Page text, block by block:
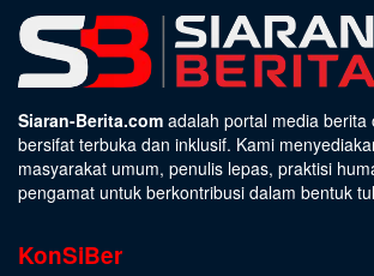
Siaran-Berita.com adalah portal media berita
bersifat terbuka dan inklusif. Kami
masyarakat umum, penulis lepas, praktisi
pengamat untuk berkontribusi dalam bentuk
KonSiBer